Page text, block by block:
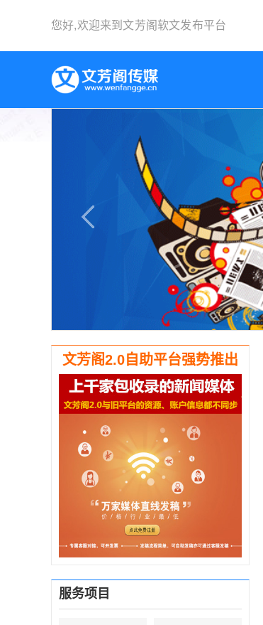
您好,欢迎来到 文芳阁软文发布平台
文芳阁2.0自助平台强势推出
服务项目